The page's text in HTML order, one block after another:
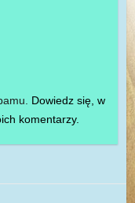
Dowiedz się, w
komentarzy.